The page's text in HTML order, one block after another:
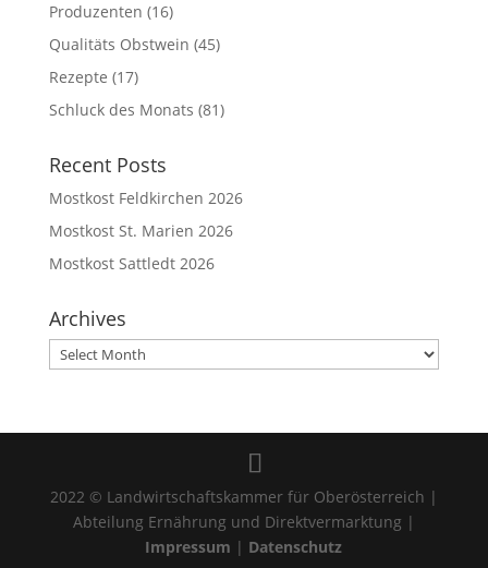
Produzenten (16)
Qualitäts Obstwein (45)
Rezepte (17)
Schluck des Monats (81)
Recent Posts
Mostkost Feldkirchen 2026
Mostkost St. Marien 2026
Mostkost Sattledt 2026
Archives
Archives
2022 © Landwirtschaftskammer für Oberösterreich |
Abteilung Ernährung und Direktvermarktung |
Impressum | Datenschutz